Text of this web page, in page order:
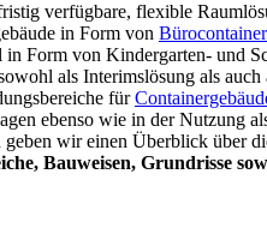
verfügbare, flexible
in Form von
Form von Kindergarten- und
als Interimslösung als auch
für
ebenso wie in der Nutzung
wir einen Überblick über
Bauweisen, Grundrisse